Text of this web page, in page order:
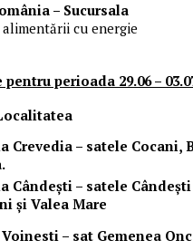
– Sucursala
cu energie
perioada 29.06 –
Crevedia – satele Cocani,
Cândești – satele
și Valea Mare
– sat Gemenea